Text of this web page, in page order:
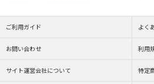
ご利用ガイド よく
お問い合わせ 利用
サイト運営会社について 特定